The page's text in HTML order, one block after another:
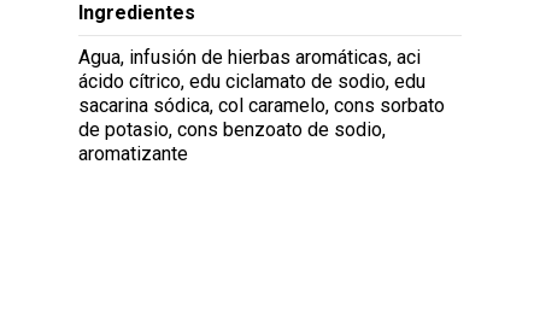
Ingredientes
Agua, infusión de hierbas aromáticas, aci
ácido cítrico, edu ciclamato de sodio, edu
sacarina sódica, col caramelo, cons sorbato
de potasio, cons benzoato de sodio,
aromatizante